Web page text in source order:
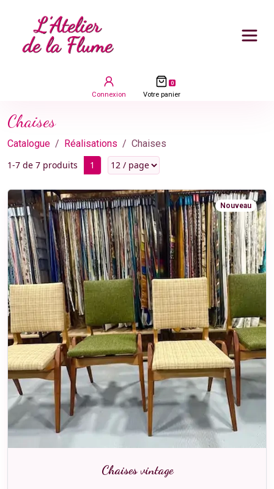
Bandeau de navigation e-commerce
Connexion
0articles dans votre panier
Votre panier
Chaises
Catalogue Réalisations
Chaises
1-7 de 7 produits
1
Nouveau
Chaises vintage